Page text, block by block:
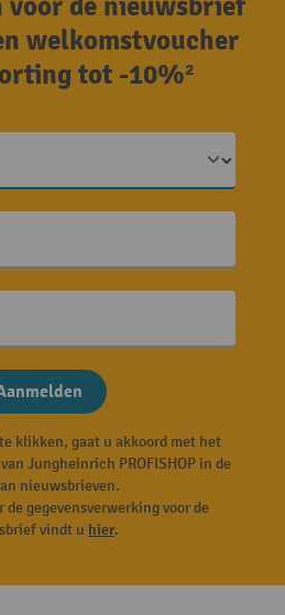
welkomstvoucher
tot -10%²
klikken, gaat u akkoord met het
Jungheinrich PROFISHOP in de
nieuwsbrieven.
gegevensverwerking voor de
vindt u hier.